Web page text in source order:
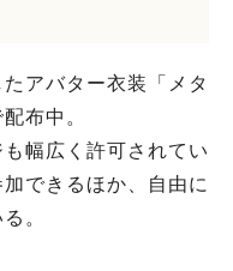
アバター衣装「メタ
布中。
幅広く許可されてい
できるほか、自由に
。